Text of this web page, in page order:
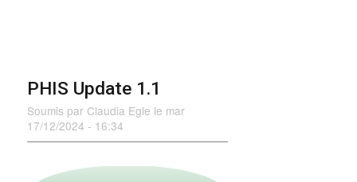
PHIS Update 1.1
Soumis par Claudia Egle le mar
17/12/2024 - 16:34